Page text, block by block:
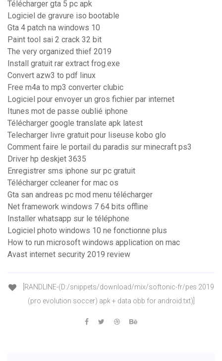
Télécharger gta 5 pc apk
Logiciel de gravure iso bootable
Gta 4 patch na windows 10
Paint tool sai 2 crack 32 bit
The very organized thief 2019
Install gratuit rar extract frog.exe
Convert azw3 to pdf linux
Free m4a to mp3 converter clubic
Logiciel pour envoyer un gros fichier par internet
Itunes mot de passe oublié iphone
Télécharger google translate apk latest
Telecharger livre gratuit pour liseuse kobo glo
Comment faire le portail du paradis sur minecraft ps3
Driver hp deskjet 3635
Enregistrer sms iphone sur pc gratuit
Télécharger ccleaner for mac os
Gta san andreas pc mod menu télécharger
Net framework windows 7 64 bits offline
Installer whatsapp sur le téléphone
Logiciel photo windows 10 ne fonctionne plus
How to run microsoft windows application on mac
Avast internet security 2019 review
[RANDLINE-(D:/snippets/download/mix/softonic-fr/pes 2019
(pro evolution soccer) apk + data obb for android.txt)]